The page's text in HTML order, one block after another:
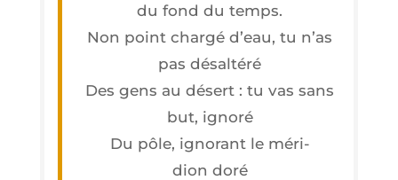
du fond du temps.
Non point char­gé d’eau, tu n’as
pas désaltéré
Des gens au désert : tu vas sans
but, ignoré
Du pôle, igno­rant le méri­
dion doré